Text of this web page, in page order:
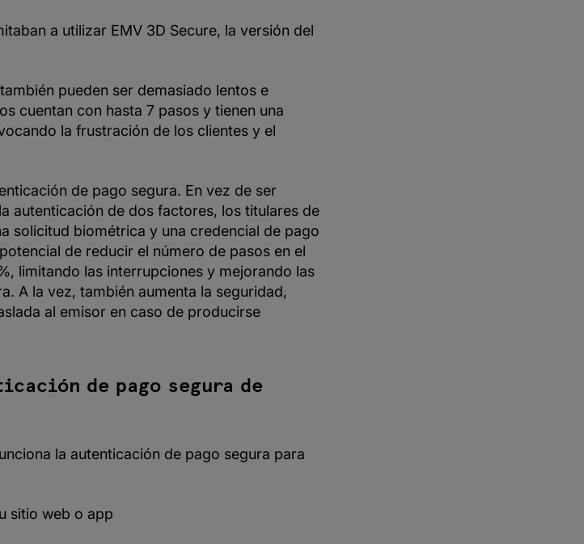
a utilizar EMV 3D Secure, la versión del
pueden ser demasiado lentos e
cuentan con hasta 7 pasos y tienen una
la frustración de los clientes y el
de pago segura. En vez de ser
autenticación de dos factores, los titulares de
solicitud biométrica y una credencial de pago
de reducir el número de pasos en el
limitando las interrupciones y mejorando las
A la vez, también aumenta la seguridad,
al emisor en caso de producirse
de pago segura de
la autenticación de pago segura para
sitio web o app